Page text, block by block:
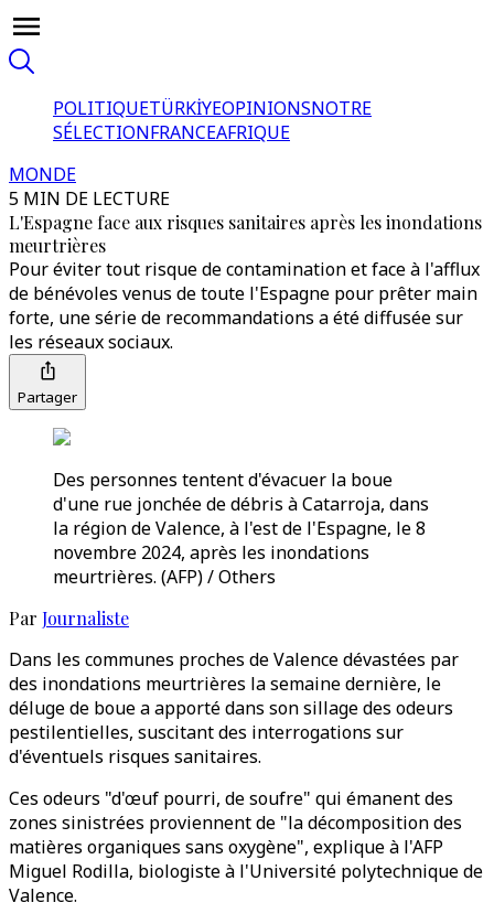
POLITIQUETÜRKİYEOPINIONSNOTRE
SÉLECTIONFRANCEAFRIQUE
MONDE
5 MIN DE LECTURE
L'Espagne face aux risques sanitaires après les inondations
meurtrières
Pour éviter tout risque de contamination et face à l'afflux
de bénévoles venus de toute l'Espagne pour prêter main
forte, une série de recommandations a été diffusée sur
les réseaux sociaux.
Partager
Des personnes tentent d'évacuer la boue
d'une rue jonchée de débris à Catarroja, dans
la région de Valence, à l'est de l'Espagne, le 8
novembre 2024, après les inondations
meurtrières. (AFP) / Others
Par Journaliste
Dans les communes proches de Valence dévastées par
des inondations meurtrières la semaine dernière, le
déluge de boue a apporté dans son sillage des odeurs
pestilentielles, suscitant des interrogations sur
d'éventuels risques sanitaires.
Ces odeurs "d'œuf pourri, de soufre" qui émanent des
zones sinistrées proviennent de "la décomposition des
matières organiques sans oxygène", explique à l'AFP
Miguel Rodilla, biologiste à l'Université polytechnique de
Valence.